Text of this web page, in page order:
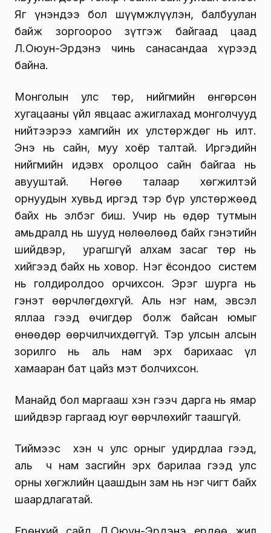
Яг үнэндээ бол шүүмжлүүлэн, балбуулан
байж зоргоороо зүтгэж байгаад цаад
Л.Оюун-Эрдэнэ чинь санасандаа хүрээд
байна.
Монголын улс төр, нийгмийн өнгөрсөн
хугацааны үйл явцаас ажиглахад монголчууд
нийтээрээ хамгийн их улстөрждөг нь илт.
Энэ нь сайн, муу хоёр талтай. Иргэдийн
нийгмийн идэвх оролцоо сайн байгаа нь
авууштай. Нөгөө талаар хөгжилтэй
орнуудын хувьд иргэд тэр бүр улстөржөөд
байх нь элбэг биш. Учир нь өдөр тутмын
амьдралд нь шууд нөлөөлөөд байх гэнэтийн
шийдвэр, урагшгүй алхам засаг төр нь
хийгээд байх нь ховор. Нэг ёсондоо систем
нь голдиролдоо орчихсон. Эрэг шурга нь
гэнэт өөрчлөгдөхгүй. Аль нэг нам, эвсэл
яллаа гээд өчигдөр болж байсан юмыг
өнөөдөр өөрчилчихдөггүй. Тэр улсын алсын
зорилго нь аль нам эрх барихаас үл
хамааран бат цайз мэт болчихсон.
Манайд бол маргааш хэн гээч дарга нь ямар
шийдвэр гаргаад юуг өөрчлөхийг таашгүй.
Тиймээс хэн ч улс орныг удирдлаа гээд,
аль ч нам засгийн эрх барилаа гээд улс
орны хөгжлийн цаашдын зам нь нэг чигт байх
шаардлагатай.